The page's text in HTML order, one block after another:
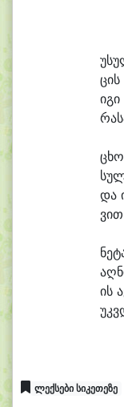
უ
ცის
იგი
რა
სუ
და
ნე
აღ
ის ა
უკვ
ლექსები სიკეთეზე